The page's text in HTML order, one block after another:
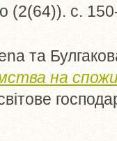
(2(64)). с.
та
на